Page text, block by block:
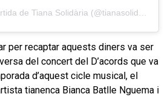
per recaptar aquests diners va ser
del concert del D’acords que va
d’aquest cicle musical, el
tianenca Bianca Batlle Nguema i